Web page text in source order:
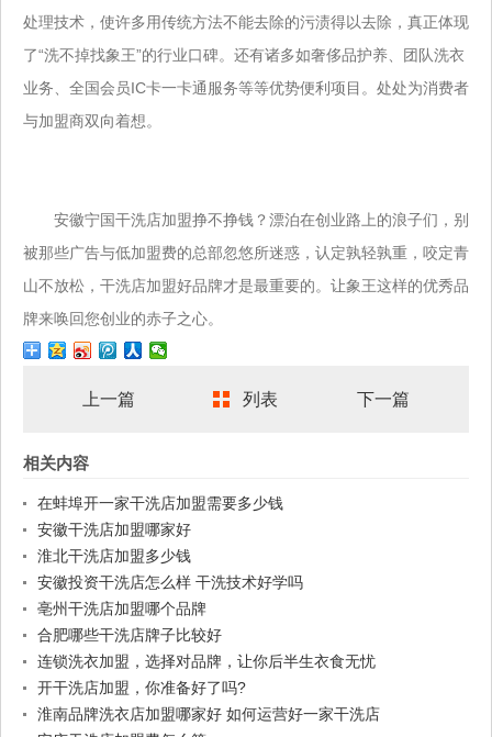
处理技术，使许多用传统方法不能去除的污渍得以去除，真正体现
了“洗不掉找象王”的行业口碑。还有诸多如奢侈品护养、团队洗衣
业务、全国会员IC卡一卡通服务等等优势便利项目。处处为消费者
与加盟商双向着想。
安徽宁国干洗店加盟挣不挣钱？漂泊在创业路上的浪子们，别
被那些广告与低加盟费的总部忽悠所迷惑，认定孰轻孰重，咬定青
山不放松，干洗店加盟好品牌才是最重要的。让象王这样的优秀品
牌来唤回您创业的赤子之心。
上一篇 列表 下一篇
相关内容
在蚌埠开一家干洗店加盟需要多少钱
安徽干洗店加盟哪家好
淮北干洗店加盟多少钱
安徽投资干洗店怎么样 干洗技术好学吗
亳州干洗店加盟哪个品牌
合肥哪些干洗店牌子比较好
连锁洗衣加盟，选择对品牌，让你后半生衣食无忧
开干洗店加盟，你准备好了吗?
淮南品牌洗衣店加盟哪家好 如何运营好一家干洗店